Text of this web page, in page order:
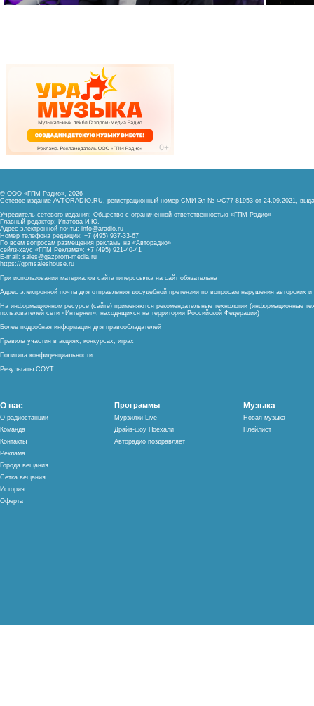
© ООО «ГПМ Радио», 2026
Сетевое издание AVTORADIO.RU, регистрационный номер СМИ Эл № ФС77-81953 от 24.09.2021,
Учредитель сетевого издания: Общество с ограниченной ответственностью «ГПМ Радио»
Главный редактор: Ипатова И.Ю.
Адрес электронной почты: info@aradio.ru
Номер телефона редакции: +7 (495) 937-33-67
По всем вопросам размещения рекламы на «Авторадио»
сейлз-хаус «ГПМ Реклама»: +7 (495) 921-40-41
E-mail: sales@gazprom-media.ru
https://gpmsaleshouse.ru
При использовании материалов сайта гиперссылка на сайт обязательна
Адрес электронной почты для отправления досудебной претензии по вопросам нарушения авторских
На информационном ресурсе (сайте) применяются рекомендательные технологии (информационные
пользователей сети «Интернет», находящихся на территории Российской Федерации)
Более подробная информация для правообладателей
Правила участия в акциях, конкурсах, играх
Политика конфиденциальности
Результаты СОУТ
О нас
О радиостанции
Команда
Контакты
Реклама
Города вещания
Сетка вещания
История
Оферта
Программы
Мурзилки Live
Драйв-шоу Поехали
Авторадио поздравляет
Музыка
Новая музыка
Плейлист